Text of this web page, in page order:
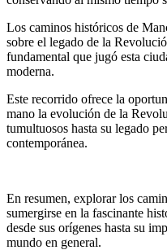
Los caminos históricos de
sobre el legado de la
fundamental que jugó esta
moderna.
Este recorrido ofrece la
mano la evolución de la
tumultuosos hasta su legado
contemporánea.
En resumen, explorar los
sumergirse en la fascinante
desde sus orígenes hasta su
mundo en general.